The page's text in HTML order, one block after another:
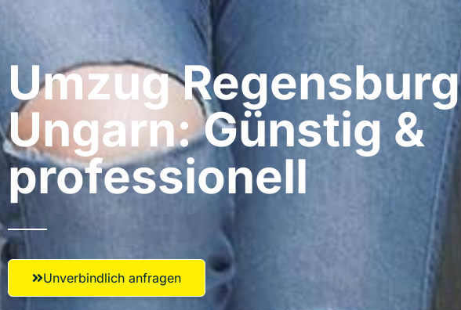
Umzug Regensburg​
Ungarn: Günstig &
professionell​
Unverbindlich anfragen